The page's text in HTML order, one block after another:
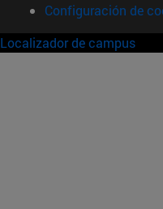
Configuración de
Localizador de campus